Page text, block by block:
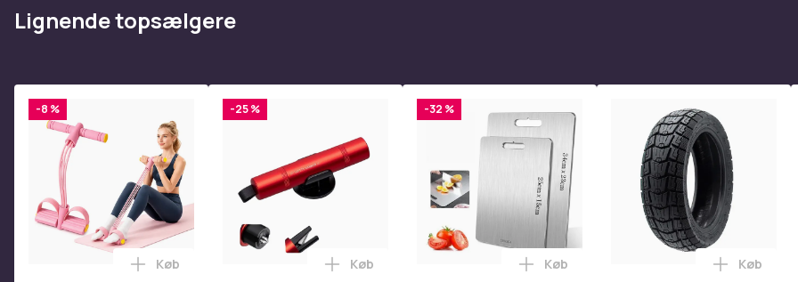
Produktsikkerhedsinformation
Lignende topsælgere
-8 %
Læg Mavetræner,6-rørs fodpedal modstandsbånd - Mave- og coretræning, yoga og
Køb
-25 %
Læg Bilrude Knuser med Sikkerhedssele Skærer -
Køb
-32 %
Læg Titanium skærebræt, 2 stk.
Køb Læg
Køb